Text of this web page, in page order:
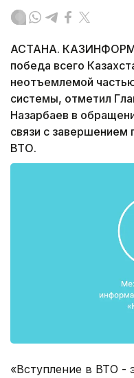
АСТАНА. КАЗИНФОРМ
победа всего
неотъемлемой
системы, отметил
Назарбаев в
связи с завершением
ВТО.
«Вступление в ВТО -